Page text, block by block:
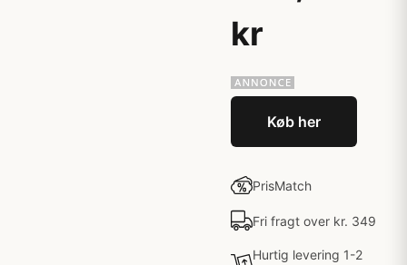
kr
Køb her
PrisMatch
Fri fragt over kr. 349
Hurtig levering 1-2